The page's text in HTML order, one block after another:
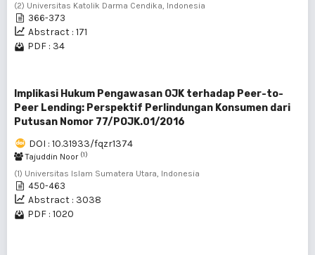
(2) Universitas Katolik Darma Cendika, Indonesia
366-373
Abstract : 171
PDF : 34
Implikasi Hukum Pengawasan OJK terhadap Peer-to-
Peer Lending: Perspektif Perlindungan Konsumen dari
Putusan Nomor 77/POJK.01/2016
DOI : 10.31933/fqzr1374
Tajuddin Noor (1)
(1) Universitas Islam Sumatera Utara, Indonesia
450-463
Abstract : 3038
PDF : 1020